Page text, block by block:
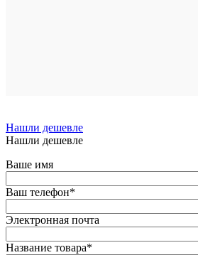
Нашли дешевле
Нашли дешевле
Ваше имя
Ваш телефон*
Электронная почта
Название товара*